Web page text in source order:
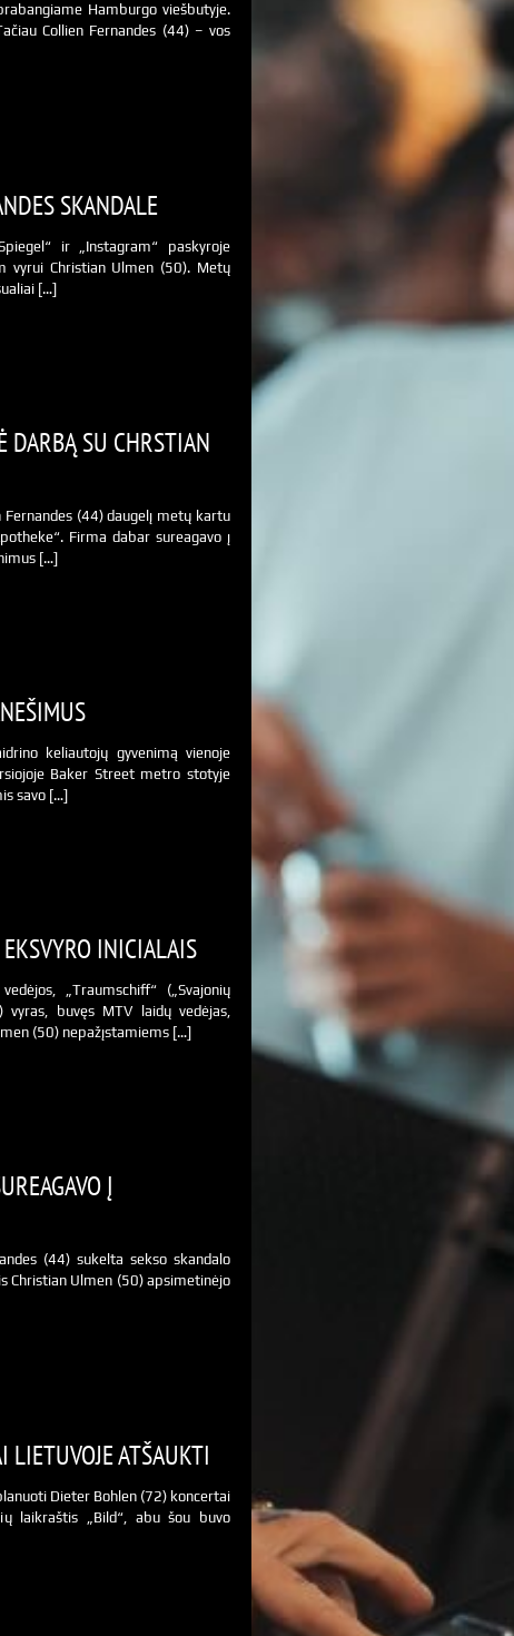
Hamburgo viešbutyje.
Collien Fernandes (44) – vos
SKANDALE
ir „Instagram“ paskyroje
vyrui Christian Ulmen (50). Metų
[…]
DARBĄ SU CHRSTIAN
Fernandes (44) daugelį metų kartu
Firma dabar sureagavo į
[…]
keliautojų gyvenimą vienoje
Baker Street metro stotyje
savo […]
INICIALAIS
„Traumschiff“ („Svajonių
vyras, buvęs MTV laidų vedėjas,
(50) nepažįstamiems […]
Į
(44) sukelta sekso skandalo
Christian Ulmen (50) apsimetinėjo
LIETUVOJE ATŠAUKTI
Dieter Bohlen (72) koncertai
laikraštis „Bild“, abu šou buvo